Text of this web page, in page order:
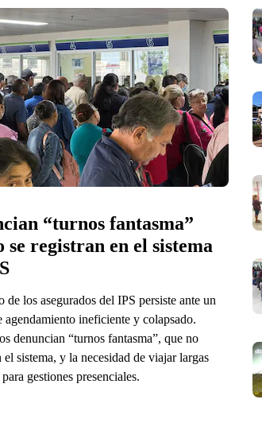
“turnos fantasma”
se registran en el sistema
de los asegurados del IPS persiste ante un
agendamiento ineficiente y colapsado.
denuncian “turnos fantasma”, que no
el sistema, y la necesidad de viajar largas
gestiones presenciales.